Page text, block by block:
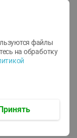
ТВЕРДЫЙ
файлы
на обработку